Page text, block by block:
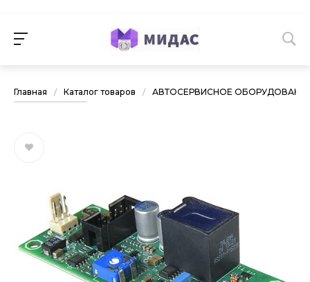
Главная / Каталог товаров / АВТОСЕРВИСНОЕ